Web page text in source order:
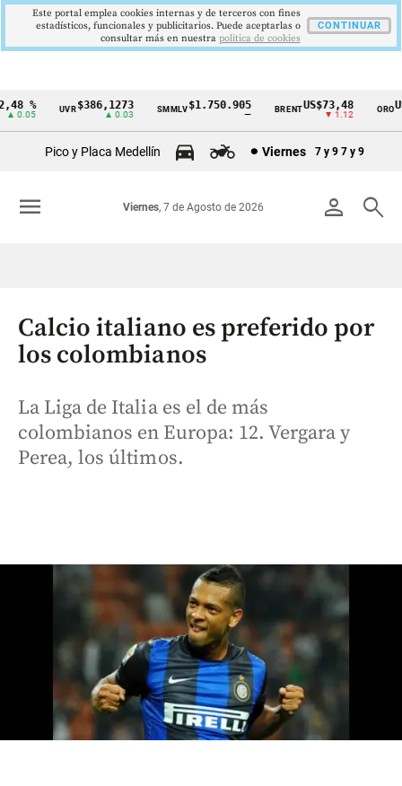
Cintillo
Colombia
%
0.05
UVR$386,1273
▲ 0.03
SMMLV$1.750.905 BRENTUS$73,48
▼ 1.12
ORO
Pico y Placa Medellín Viernes 7 y 9 7 y 9
person search
Viernes, 7 de Agosto de 2026
menu
Calcio italiano es preferido por
los colombianos
La Liga de Italia es el de más
colombianos en Europa: 12. Vergara y
Perea, los últimos.
Este portal emplea cookies internas y de terceros con fines
estadísticos, funcionales y publicitarios. Puede aceptarlas o
consultar más en nuestra politica de cookies
CONTINUAR